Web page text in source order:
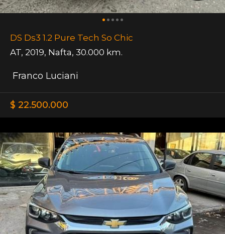
DS Ds3 1.2 Pure Tech So Chic
AT, 2019, Nafta, 30.000 km.
Franco Luciani
$ 22.500.000